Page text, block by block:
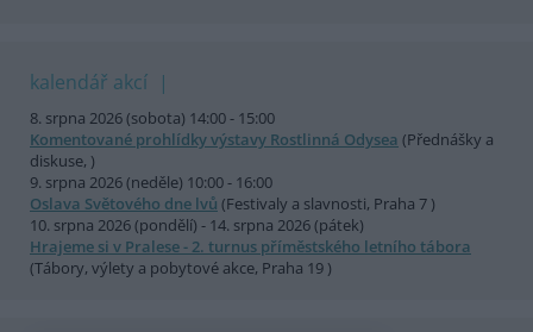
kalendář akcí
8. srpna 2026 (sobota) 14:00 - 15:00
Komentované prohlídky výstavy Rostlinná Odysea (Přednášky a
diskuse, )
9. srpna 2026 (neděle) 10:00 - 16:00
Oslava Světového dne lvů (Festivaly a slavnosti, Praha 7 )
10. srpna 2026 (pondělí) - 14. srpna 2026 (pátek)
Hrajeme si v Pralese - 2. turnus příměstského letního tábora
(Tábory, výlety a pobytové akce, Praha 19 )